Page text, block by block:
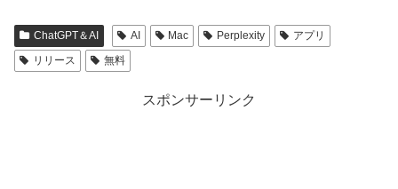
ChatGPT＆AI AI Mac Perplexity
アプリ
リリース
無料
スポンサーリンク